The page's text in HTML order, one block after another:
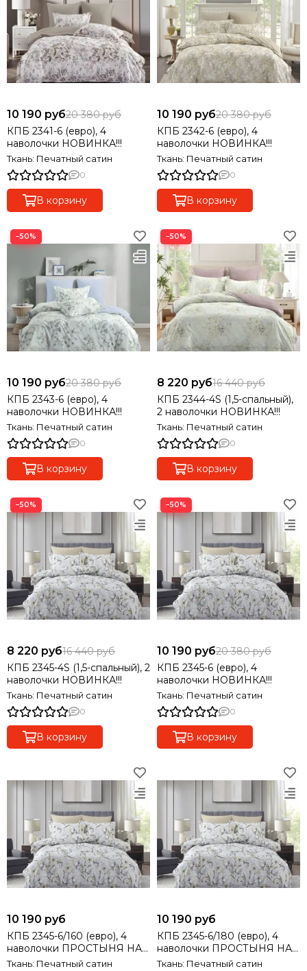
10 190 руб20 380 руб
КПБ 2341-6 (евро), 4
наволочки НОВИНКА!!!
Ткань: Печатный сатин
0
В корзину
10 190 руб20 380 руб
КПБ 2342-6 (евро), 4
наволочки НОВИНКА!!!
Ткань: Печатный сатин
0
В корзину
−50%
10 190 руб20 380 руб
КПБ 2343-6 (евро), 4
наволочки НОВИНКА!!!
Ткань: Печатный сатин
0
В корзину
−50%
8 220 руб16 440 руб
КПБ 2344-4S (1,5-спальный),
2 наволочки НОВИНКА!!!
Ткань: Печатный сатин
0
В корзину
−50%
8 220 руб16 440 руб
КПБ 2345-4S (1,5-спальный), 2
наволочки НОВИНКА!!!
Ткань: Печатный сатин
0
В корзину
−50%
10 190 руб20 380 руб
КПБ 2345-6 (евро), 4
наволочки НОВИНКА!!!
Ткань: Печатный сатин
0
В корзину
10 190 руб
КПБ 2345-6/160 (евро), 4
наволочки ПРОСТЫНЯ НА
РЕЗИНКЕ! НОВИНКА!!!
Ткань: Печатный сатин
10 190 руб
КПБ 2345-6/180 (евро), 4
наволочки ПРОСТЫНЯ НА
РЕЗИНКЕ! НОВИНКА!!!
Ткань: Печатный сатин